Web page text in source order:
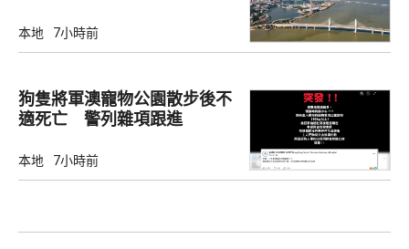
本地 7小時前
狗隻將軍澳寵物公園散步後不
適死亡 警列雜項跟進
本地 7小時前